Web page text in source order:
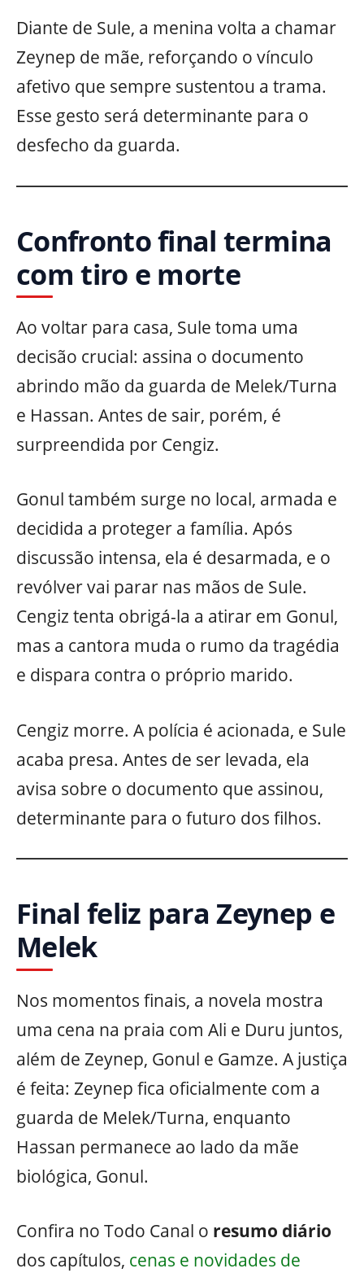
Diante de Sule, a menina volta a chamar
Zeynep de mãe, reforçando o vínculo
afetivo que sempre sustentou a trama.
Esse gesto será determinante para o
desfecho da guarda.
Confronto final termina
com tiro e morte
Ao voltar para casa, Sule toma uma
decisão crucial: assina o documento
abrindo mão da guarda de Melek/Turna
e Hassan. Antes de sair, porém, é
surpreendida por Cengiz.
Gonul também surge no local, armada e
decidida a proteger a família. Após
discussão intensa, ela é desarmada, e o
revólver vai parar nas mãos de Sule.
Cengiz tenta obrigá-la a atirar em Gonul,
mas a cantora muda o rumo da tragédia
e dispara contra o próprio marido.
Cengiz morre. A polícia é acionada, e Sule
acaba presa. Antes de ser levada, ela
avisa sobre o documento que assinou,
determinante para o futuro dos filhos.
Final feliz para Zeynep e
Melek
Nos momentos finais, a novela mostra
uma cena na praia com Ali e Duru juntos,
além de Zeynep, Gonul e Gamze. A justiça
é feita: Zeynep fica oficialmente com a
guarda de Melek/Turna, enquanto
Hassan permanece ao lado da mãe
biológica, Gonul.
Confira no Todo Canal o resumo diário
dos capítulos, cenas e novidades de